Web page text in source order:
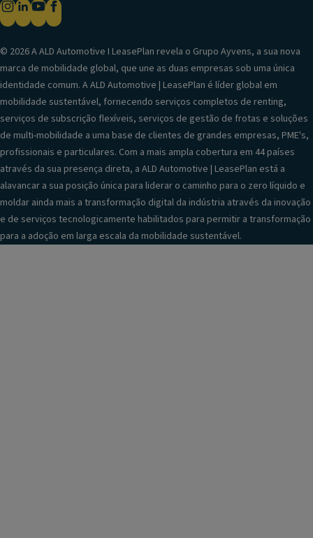
© 2026 A ALD Automotive I LeasePlan revela o Grupo Ayvens, a sua nova
marca de mobilidade global, que une as duas empresas sob uma única
identidade comum. A ALD Automotive | LeasePlan é líder global em
mobilidade sustentável, fornecendo serviços completos de renting,
serviços de subscrição flexíveis, serviços de gestão de frotas e soluções
de multi-mobilidade a uma base de clientes de grandes empresas, PME's,
profissionais e particulares. Com a mais ampla cobertura em 44 países
através da sua presença direta, a ALD Automotive | LeasePlan está a
alavancar a sua posição única para liderar o caminho para o zero líquido e
moldar ainda mais a transformação digital da indústria através da inovação
e de serviços tecnologicamente habilitados para permitir a transformação
para a adoção em larga escala da mobilidade sustentável.